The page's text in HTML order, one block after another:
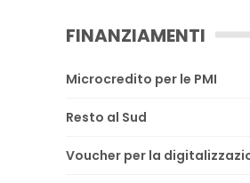
FINANZIAMENTI
Microcredito per le PMI
Resto al Sud
Voucher per la